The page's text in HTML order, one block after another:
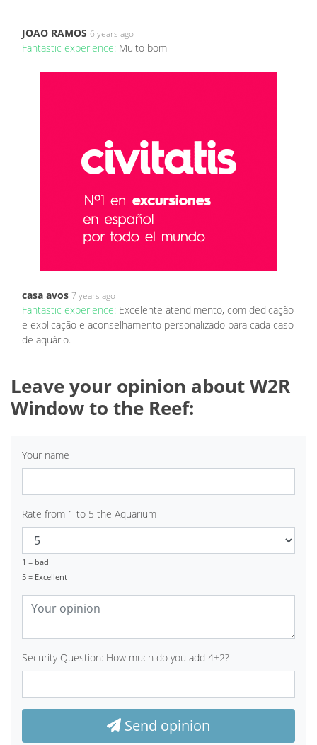
JOAO RAMOS 6 years ago
Fantastic experience: Muito bom
casa avos 7 years ago
Fantastic experience: Excelente atendimento, com dedicação
e explicação e aconselhamento personalizado para cada caso
de aquário.
Leave your opinion about W2R
Window to the Reef:
Your name
Rate from 1 to 5 the Aquarium
1 = bad
5 = Excellent
Security Question: How much do you add 4+2?
Send opinion